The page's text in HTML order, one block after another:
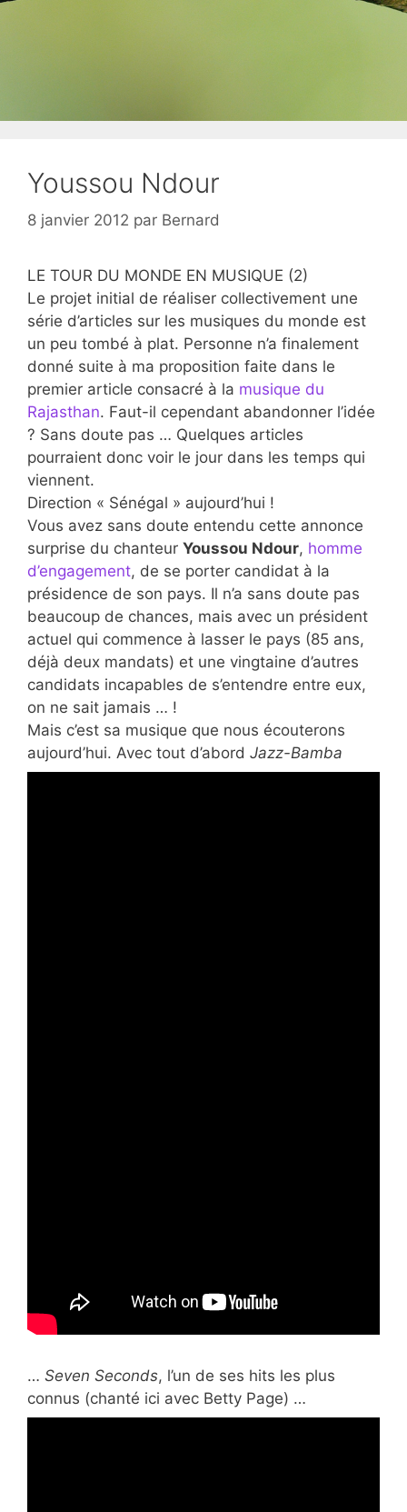
Youssou Ndour
8 janvier 2012 par Bernard
LE TOUR DU MONDE EN MUSIQUE (2)
Le projet initial de réaliser collectivement une
série d’articles sur les musiques du monde est
un peu tombé à plat. Personne n’a finalement
donné suite à ma proposition faite dans le
premier article consacré à la musique du
Rajasthan. Faut-il cependant abandonner l’idée
? Sans doute pas … Quelques articles
pourraient donc voir le jour dans les temps qui
viennent.
Direction « Sénégal » aujourd’hui !
Vous avez sans doute entendu cette annonce
surprise du chanteur Youssou Ndour, homme
d’engagement, de se porter candidat à la
présidence de son pays. Il n’a sans doute pas
beaucoup de chances, mais avec un président
actuel qui commence à lasser le pays (85 ans,
déjà deux mandats) et une vingtaine d’autres
candidats incapables de s’entendre entre eux,
on ne sait jamais … !
Mais c’est sa musique que nous écouterons
aujourd’hui. Avec tout d’abord Jazz-Bamba
… Seven Seconds, l’un de ses hits les plus
connus (chanté ici avec Betty Page) …